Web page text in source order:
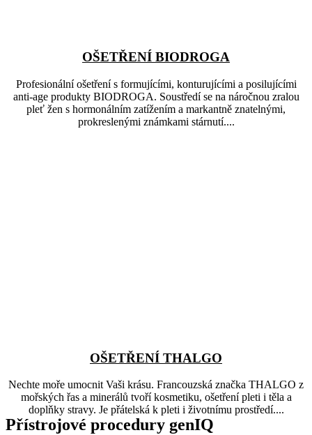
OŠETŘENÍ BIODROGA
Profesionální ošetření s formujícími, konturujícími a posilujícími
anti-age produkty BIODROGA. Soustředí se na náročnou zralou
pleť žen s hormonálním zatížením a markantně znatelnými,
prokreslenými známkami stárnutí....
OŠETŘENÍ THALGO
Nechte moře umocnit Vaši krásu. Francouzská značka THALGO z
mořských řas a minerálů tvoří kosmetiku, ošetření pleti i těla a
doplňky stravy. Je přátelská k pleti i životnímu prostředí....
Přístrojové procedury genIQ